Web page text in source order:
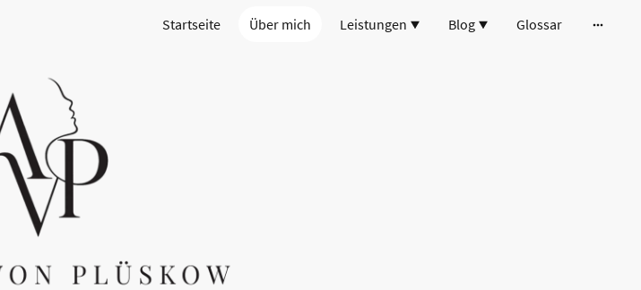
Startseite Über mich Leistungen Blog Glossar